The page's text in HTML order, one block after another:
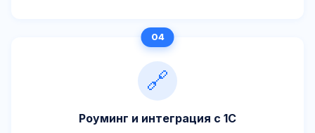
🔗
Роуминг и интеграция с 1С